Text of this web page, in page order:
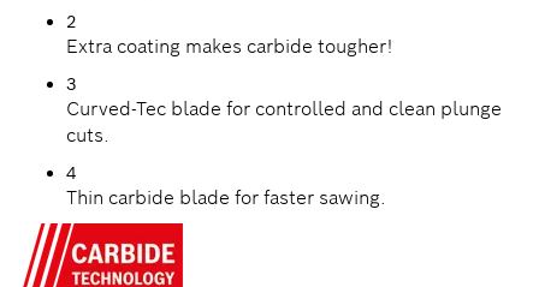
2
Extra coating makes carbide tougher!
3
Curved-Tec blade for controlled and clean plunge
cuts.
4
Thin carbide blade for faster sawing.